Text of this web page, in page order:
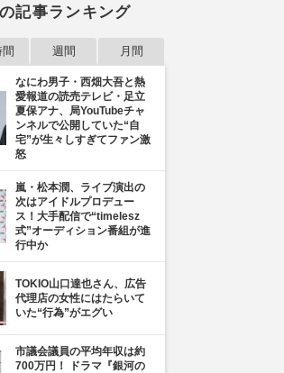
記事ランキング
週間 月間
なにわ男子・西畑大吾と熱
愛報道の読売テレビ・足立
夏保アナ、局YouTubeチャ
ンネルで公開していた“自
宅”が生々しすぎてファン激
怒
嵐・松本潤、ライブ演出の
次はアイドルプロデュー
ス！大手配信で“timelesz
式”オーディション番組が進
行中か
TOKIO山口達也さん、広告
代理店の女性にはたらいて
いた“行為”がエグい
市議会議員の平均年収は約
700万円！ ドラマ『銀河の